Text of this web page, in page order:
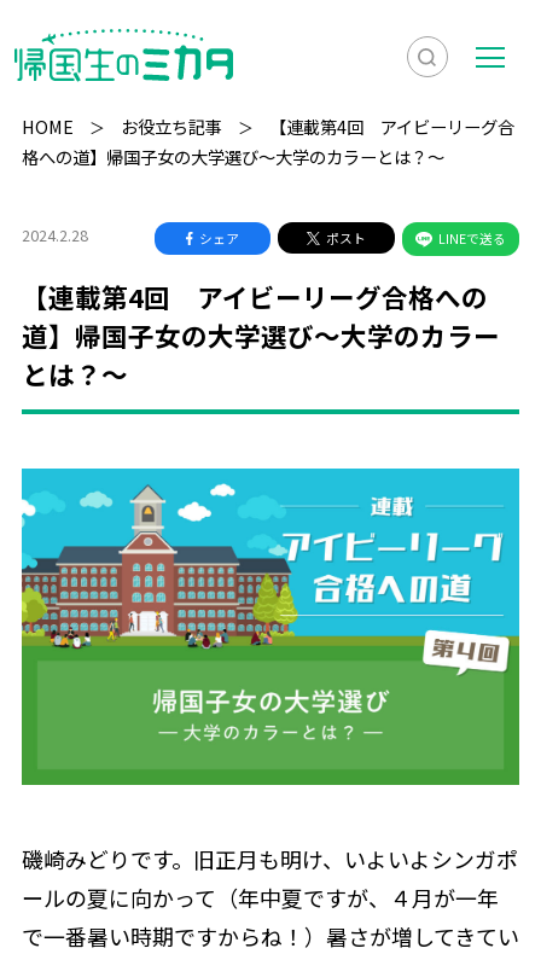
検
索
を
示
メ
ニ
HOME お役立ち記事
【連載第4回 アイビーリーグ合
格への道】帰国子女の大学選び～大学のカラーとは？～
2024.2.28 シェア ポスト LINEで送る
【連載第4回 アイビーリーグ合格への
道】帰国子女の大学選び～大学のカラー
とは？～
磯崎みどりです。旧正月も明け、いよいよシンガポ
ールの夏に向かって（年中夏ですが、４月が一年
で一番暑い時期ですからね！）暑さが増してきてい